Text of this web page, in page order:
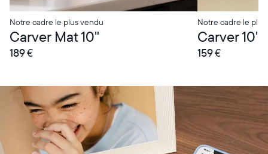
Notre cadre le plus vendu
Carver Mat 10"
189 €
Notre cadre le
Carver 10"
159 €